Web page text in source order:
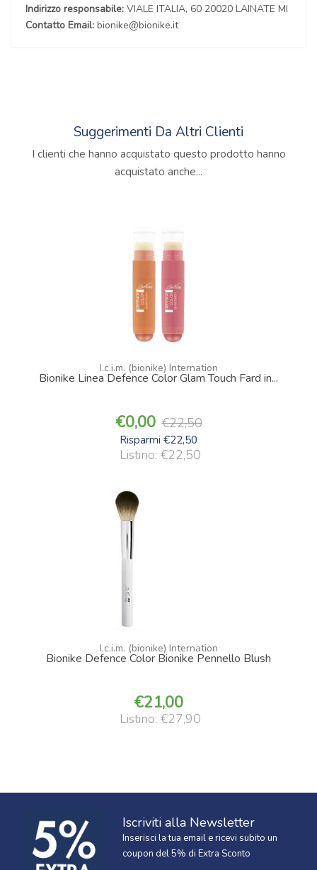
Indirizzo responsabile: VIALE ITALIA, 60 20020 LAINATE MI
Contatto Email: bionike@bionike.it
Suggerimenti Da Altri Clienti
I clienti che hanno acquistato questo prodotto hanno
acquistato anche...
I.c.i.m. (bionike) Internation
Bionike Linea Defence Color Glam Touch Fard in...
0,00 22,50
Risparmi €22,50
Listino: €22,50
I.c.i.m. (bionike) Internation
Bionike Defence Color Bionike Pennello Blush
21,00
Listino: €27,90
Iscriviti alla Newsletter
Inserisci la tua email e ricevi subito un
coupon del 5% di Extra Sconto